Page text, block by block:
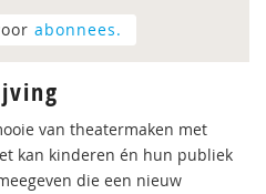
abonnees.
van theatermaken met
kan kinderen én hun publiek
die een nieuw